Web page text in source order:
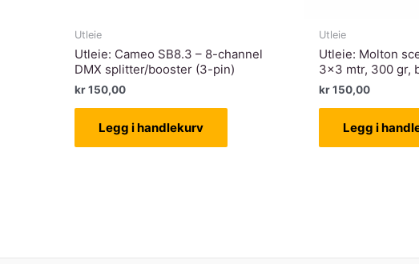
Utleie
Utleie: Cameo SB8.3 – 8-channel
DMX splitter/booster (3-pin)
kr150,00
Legg i handlekurv
Utleie
Utleie: Molton
3×3 mtr, 300 gr,
kr150,00
Legg i